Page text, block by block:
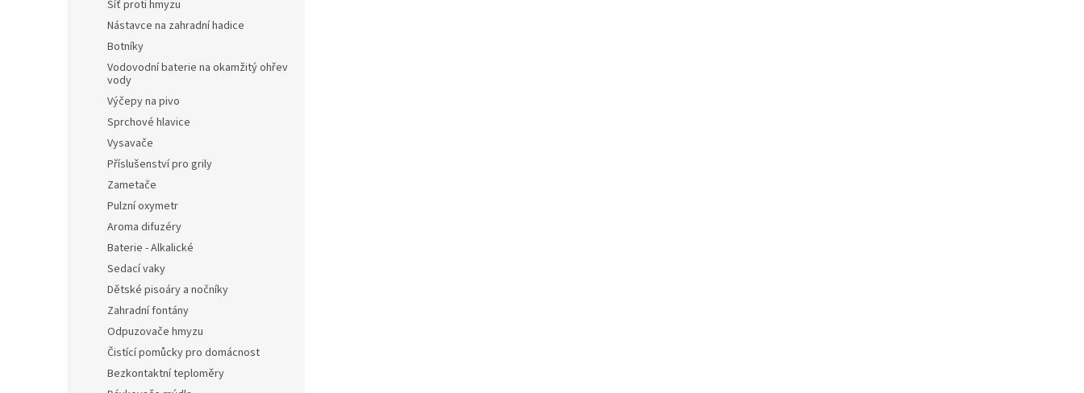
Síť proti hmyzu
Nástavce na zahradní hadice
Botníky
Vodovodní baterie na okamžitý ohřev
vody
Výčepy na pivo
Sprchové hlavice
Vysavače
Příslušenství pro grily
Zametače
Pulzní oxymetr
Aroma difuzéry
Baterie - Alkalické
Sedací vaky
Dětské pisoáry a nočníky
Zahradní fontány
Odpuzovače hmyzu
Čistící pomůcky pro domácnost
Bezkontaktní teploměry